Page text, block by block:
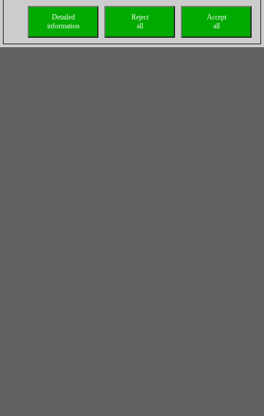
Accept
all
Reject
all
Detailed
information